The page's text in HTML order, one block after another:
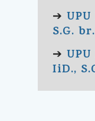
➔
S.G.
➔
IiD.,